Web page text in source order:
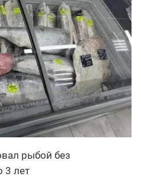
рыбой без
3 лет